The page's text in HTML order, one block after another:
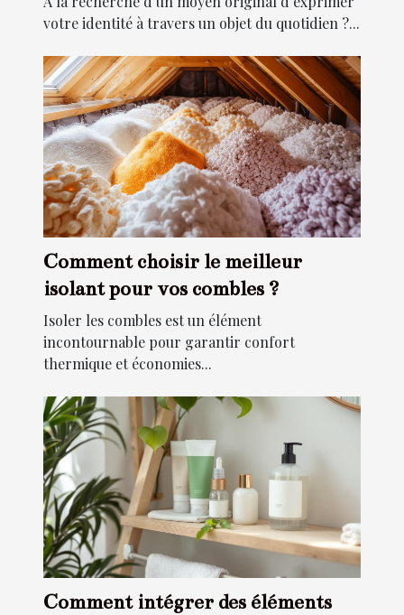
votre identité à travers un objet du quotidien ?...
Comment choisir le meilleur
isolant pour vos combles ?
Isoler les combles est un élément
incontournable pour garantir confort
thermique et économies...
Comment intégrer des éléments